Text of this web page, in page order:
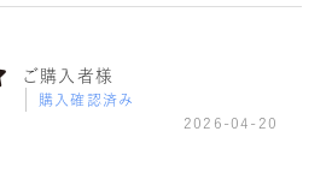
ご購入者様
購入確認済み
2026-04-20